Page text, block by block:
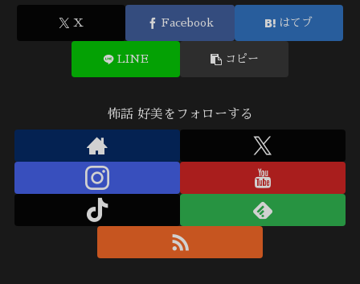
X Facebook はてブ
LINE コピー
怖話 好美をフォローする